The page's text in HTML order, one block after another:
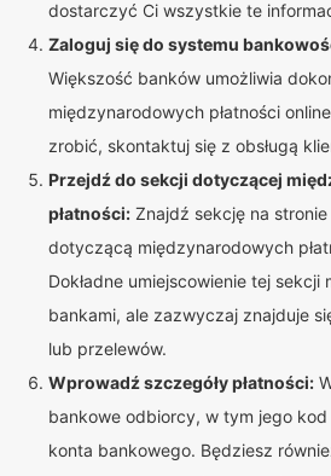
dostarczyć Ci wszystkie te
Zaloguj się do systemu
Większość banków umożliwia
międzynarodowych płatności
zrobić, skontaktuj się z obsługą
Przejdź do sekcji dotyczącej
płatności: Znajdź sekcję na
dotyczącą międzynarodowych
Dokładne umiejscowienie tej
bankami, ale zazwyczaj znajduje
lub przelewów.
Wprowadź szczegóły płatności:
bankowe odbiorcy, w tym jego kod
konta bankowego. Będziesz